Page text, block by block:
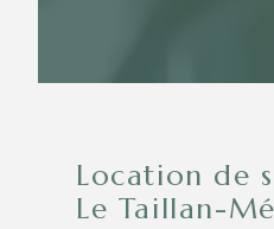
Location de
Le Taillan-